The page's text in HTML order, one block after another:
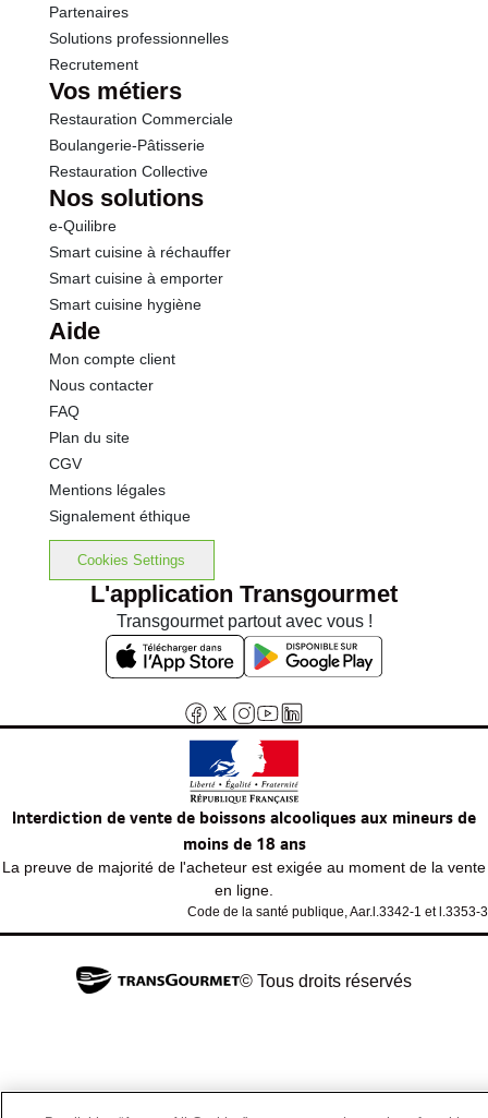
Partenaires
Solutions professionnelles
Recrutement
Vos métiers
Restauration Commerciale
Boulangerie-Pâtisserie
Restauration Collective
Nos solutions
e-Quilibre
Smart cuisine à réchauffer
Smart cuisine à emporter
Smart cuisine hygiène
Aide
Mon compte client
Nous contacter
FAQ
Plan du site
CGV
Mentions légales
Signalement éthique
Cookies Settings
L'application Transgourmet
Transgourmet partout avec vous !
Interdiction de vente de boissons alcooliques aux mineurs de
moins de 18 ans
La preuve de majorité de l'acheteur est exigée au moment de la vente
en ligne.
Code de la santé publique, Aar.l.3342-1 et l.3353-3
© Tous droits réservés